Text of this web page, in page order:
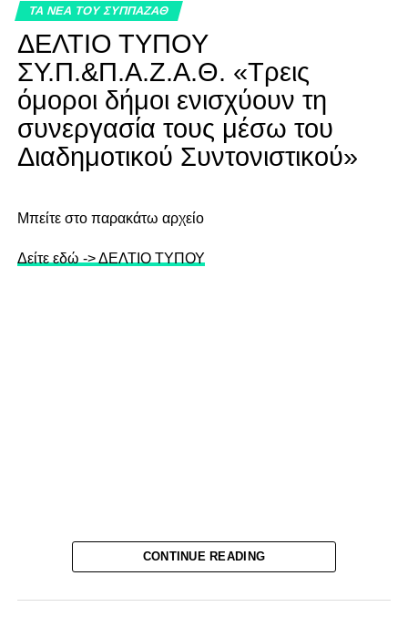
ΤΑ ΝΕΑ ΤΟΥ ΣΥΠΠΑΖΑΘ
ΔΕΛΤΙΟ ΤΥΠΟΥ
ΣΥ.Π.&Π.Α.Ζ.Α.Θ. «Τρεις
όμοροι δήμοι ενισχύουν τη
συνεργασία τους μέσω του
Διαδημοτικού Συντονιστικού»
Mπείτε στο παρακάτω αρχείο
Δείτε εδώ -> ΔΕΛΤΙΟ ΤΥΠΟΥ
CONTINUE READING